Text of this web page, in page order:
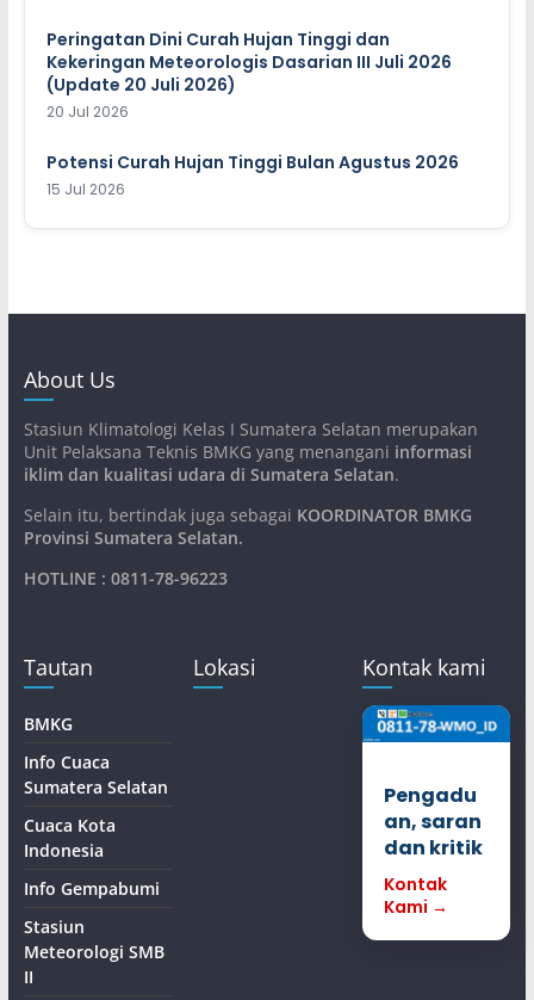
Peringatan Dini Curah Hujan Tinggi dan
Kekeringan Meteorologis Dasarian III Juli 2026
(Update 20 Juli 2026)
20 Jul 2026
Potensi Curah Hujan Tinggi Bulan Agustus 2026
15 Jul 2026
About Us
Stasiun Klimatologi Kelas I Sumatera Selatan merupakan
Unit Pelaksana Teknis BMKG yang menangani informasi
iklim dan kualitasi udara di Sumatera Selatan.
Selain itu, bertindak juga sebagai KOORDINATOR BMKG
Provinsi Sumatera Selatan.
HOTLINE : 0811-78-96223
Tautan
BMKG
Info Cuaca
Sumatera Selatan
Cuaca Kota
Indonesia
Info Gempabumi
Stasiun
Meteorologi SMB
II
Lokasi Kontak kami
Pengadu
an, saran
dan kritik
Kontak
Kami →